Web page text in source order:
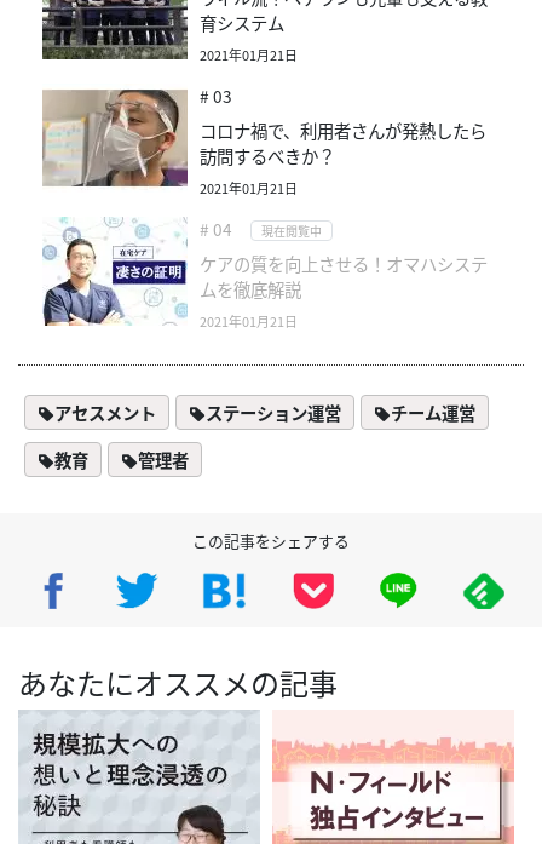
育システム
2021年01月21日
# 03
コロナ禍で、利用者さんが発熱したら
訪問するべきか？
2021年01月21日
# 04 現在閲覧中
ケアの質を向上させる！オマハシステ
ムを徹底解説
2021年01月21日
アセスメント ステーション運営
チーム運営
教育
管理者
この記事をシェアする
あなたにオススメの記事